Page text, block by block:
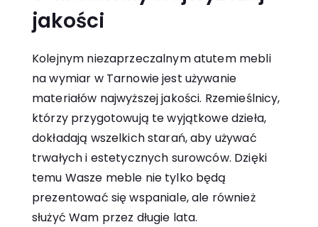
jakości
Kolejnym niezaprzeczalnym atutem mebli
na wymiar w Tarnowie jest używanie
materiałów najwyższej jakości. Rzemieślnicy,
którzy przygotowują te wyjątkowe dzieła,
dokładają wszelkich starań, aby używać
trwałych i estetycznych surowców. Dzięki
temu Wasze meble nie tylko będą
prezentować się wspaniale, ale również
służyć Wam przez długie lata.